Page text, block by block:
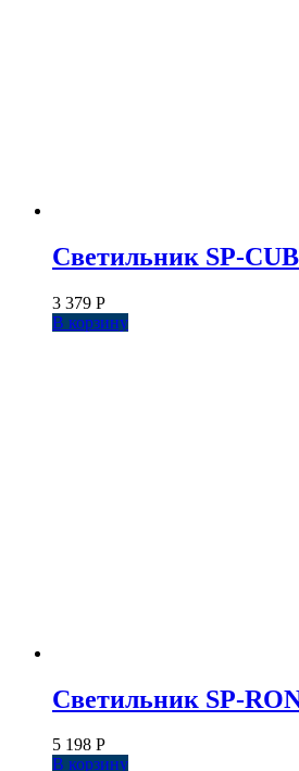
Светильник SP-
3 379 Р
В корзину
Светильник SP-
5 198 Р
В корзину